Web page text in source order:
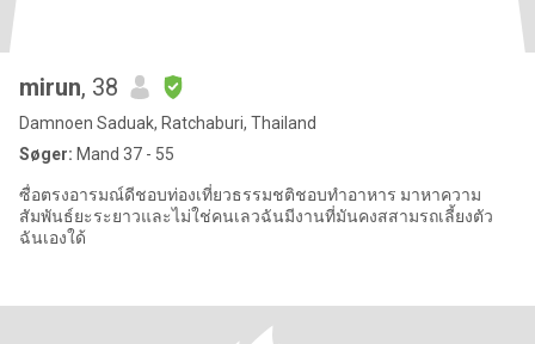
mirun, 38
Damnoen Saduak, Ratchaburi, Thailand
Søger: Mand 37 - 55
ซื่อตรงอารมณ์ดีชอบท่องเที่ยวธรรมชติชอบทำอาหาร มาหาความ
สัมพันธ์ยะระยาวและไม่ใช่คนเลวฉันมีงานที่มันคงสสามรถเลี้ยงตัว
ฉันเองใด้